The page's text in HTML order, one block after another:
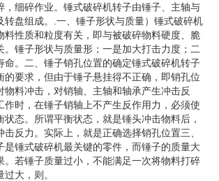
，细碎作业。锤式破碎机转子由锤子、主轴与
转盘组成。.一、锤子形状与质量）锤式破碎机
料性质和粒度有关，即与被破碎物料硬度、脆
。锤子形状与质量形；一是加大打击力度；二
命。二、锤子销孔位置的确定锤式破碎机转子
的要求，但由于锤子悬挂得不正确，即销孔位
物料冲击，对销轴、主轴和轴承产生冲击反
作时，在锤子销轴上不产生反作用力，必须使
态。所谓平衡状态，就是锤头冲击物料后，
反力。实际上，就是正确选择销孔位置三、
是锤式破碎机最关键的零件，而锤子的质量大
。若锤子质量过小，不能满足一次将物料打碎
大，则。